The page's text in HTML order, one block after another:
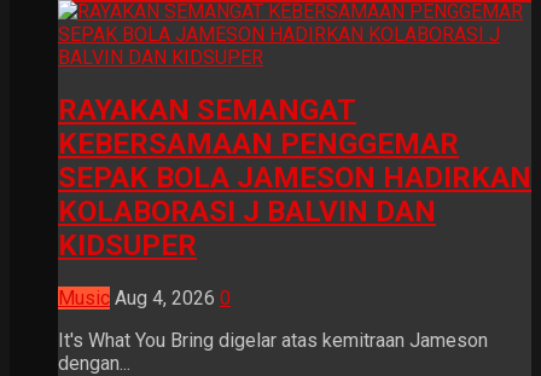
RAYAKAN SEMANGAT
KEBERSAMAAN PENGGEMAR
SEPAK BOLA JAMESON HADIRKAN
KOLABORASI J BALVIN DAN
KIDSUPER
Music Aug 4, 2026 0
It's What You Bring digelar atas kemitraan Jameson
dengan...